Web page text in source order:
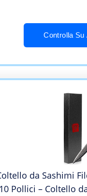
Controlla Su
da Sashimi
Pollici – Coltello